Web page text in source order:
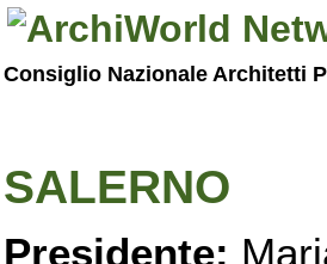
Consiglio Nazionale Architetti
SALERNO
Presidente: